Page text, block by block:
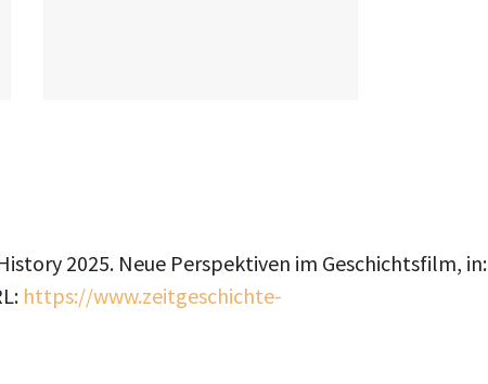
2025. Neue Perspektiven im Geschichtsfilm, in:
https://www.zeitgeschichte-